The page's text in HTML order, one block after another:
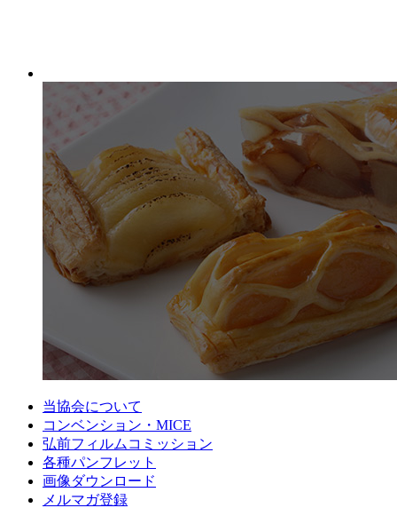
当協会について
コンベンション・MICE
弘前フィルムコミッション
各種パンフレット
画像ダウンロード
メルマガ登録